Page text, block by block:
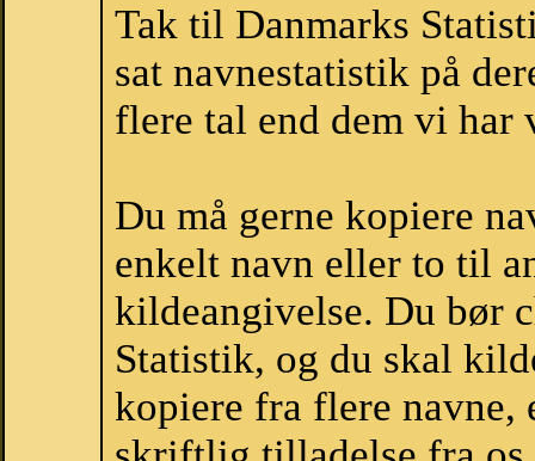
Tak til Danmarks
sat navnestatistik på
flere tal end dem vi har
Du må gerne kopiere
enkelt navn eller to til
kildeangivelse. Du bør
Statistik, og du skal
kopiere fra flere navne,